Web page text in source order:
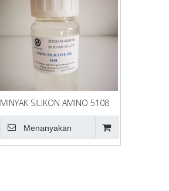
MINYAK SILIKON AMINO 5108
Menanyakan